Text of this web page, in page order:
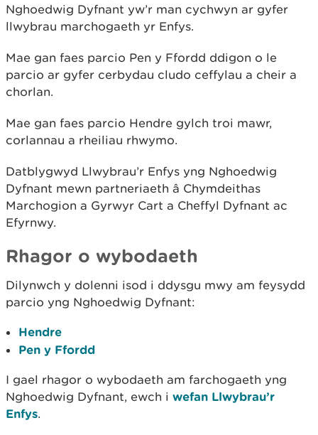
Nghoedwig Dyfnant yw’r man cychwyn ar gyfer
llwybrau marchogaeth yr Enfys.
Mae gan faes parcio Pen y Ffordd ddigon o le
parcio ar gyfer cerbydau cludo ceffylau a cheir a
chorlan.
Mae gan faes parcio Hendre gylch troi mawr,
corlannau a rheiliau rhwymo.
Datblygwyd Llwybrau’r Enfys yng Nghoedwig
Dyfnant mewn partneriaeth â Chymdeithas
Marchogion a Gyrwyr Cart a Cheffyl Dyfnant ac
Efyrnwy.
Rhagor o wybodaeth
Dilynwch y dolenni isod i ddysgu mwy am feysydd
parcio yng Nghoedwig Dyfnant:
Hendre
Pen y Ffordd
I gael rhagor o wybodaeth am farchogaeth yng
Nghoedwig Dyfnant, ewch i wefan Llwybrau’r
Enfys.